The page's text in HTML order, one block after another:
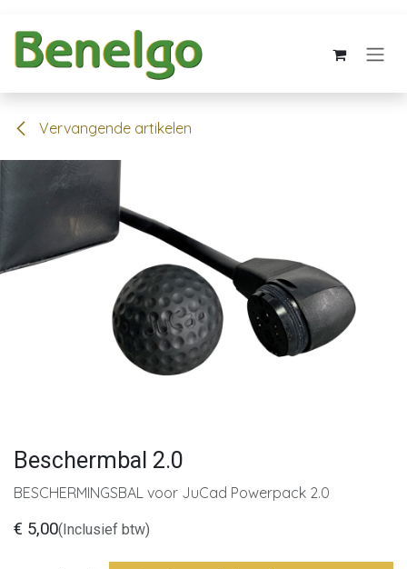
Vervangende artikelen
Beschermbal 2.0
BESCHERMINGSBAL voor JuCad Powerpack 2.0
€ 5,00(Inclusief btw)